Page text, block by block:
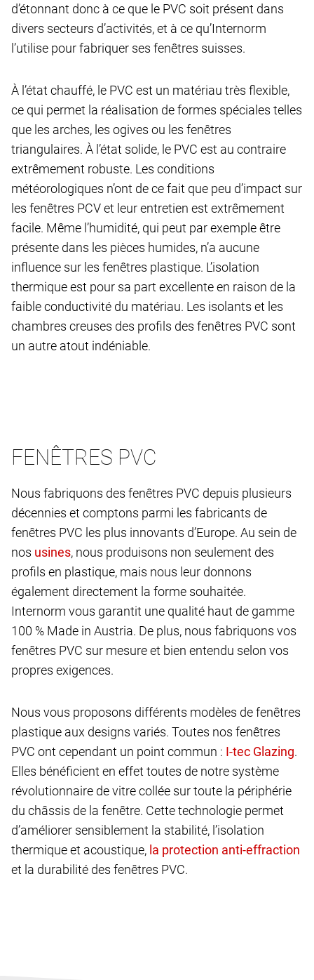
d’étonnant donc à ce que le PVC soit présent dans
divers secteurs d’activités, et à ce qu’Internorm
l’utilise pour fabriquer ses fenêtres suisses.
À l’état chauffé, le PVC est un matériau très flexible,
ce qui permet la réalisation de formes spéciales telles
que les arches, les ogives ou les fenêtres
triangulaires. À l’état solide, le PVC est au contraire
extrêmement robuste. Les conditions
météorologiques n’ont de ce fait que peu d’impact sur
les fenêtres PCV et leur entretien est extrêmement
facile. Même l’humidité, qui peut par exemple être
présente dans les pièces humides, n’a aucune
influence sur les fenêtres plastique. L’isolation
thermique est pour sa part excellente en raison de la
faible conductivité du matériau. Les isolants et les
chambres creuses des profils des fenêtres PVC sont
un autre atout indéniable.
FENÊTRES PVC
Nous fabriquons des fenêtres PVC depuis plusieurs
décennies et comptons parmi les fabricants de
fenêtres PVC les plus innovants d’Europe. Au sein de
nos
, nous produisons non seulement des
profils en plastique, mais nous leur donnons
également directement la forme souhaitée.
Internorm vous garantit une qualité haut de gamme
100 % Made in Austria. De plus, nous fabriquons vos
fenêtres PVC sur mesure et bien entendu selon vos
propres exigences.
Nous vous proposons différents modèles de fenêtres
plastique aux designs variés. Toutes nos fenêtres
PVC ont cependant un point commun :
.
Elles bénéficient en effet toutes de notre système
révolutionnaire de vitre collée sur toute la périphérie
du châssis de la fenêtre. Cette technologie permet
d’améliorer sensiblement la stabilité, l’isolation
thermique et acoustique,
et la durabilité des fenêtres PVC.